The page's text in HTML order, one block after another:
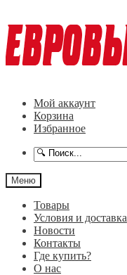
к
навигации
к
содержимому
Мой аккаунт
Корзина
Избранное
Меню
Товары
Условия и доставка
Новости
Контакты
Где купить?
О нас